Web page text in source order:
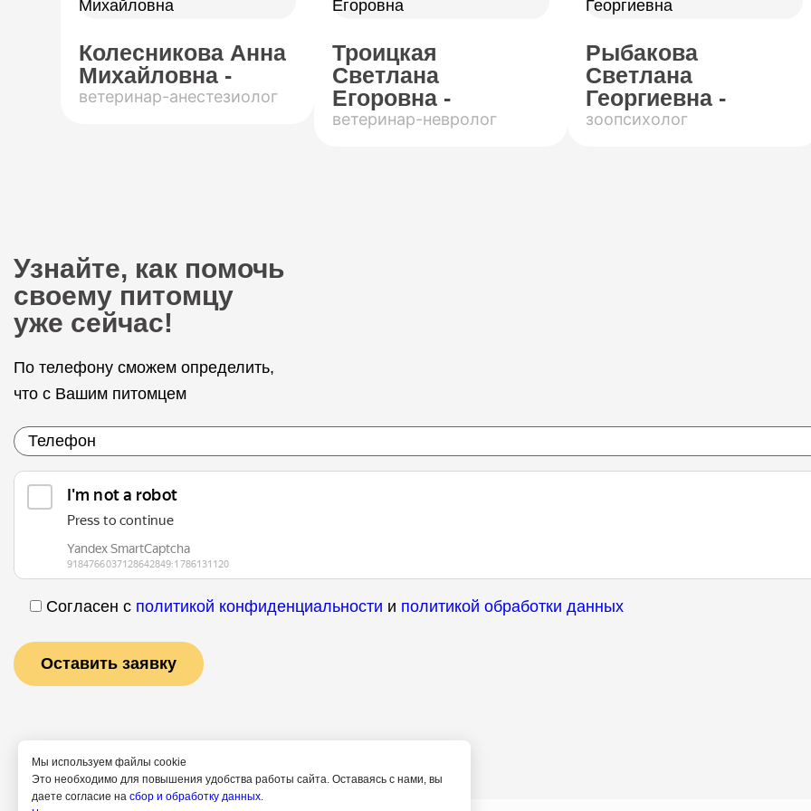
Колесникова Анна
Михайловна -
ветеринар-анестезиолог
Троицкая
Светлана
Егоровна -
ветеринар-невролог
Рыбакова
Светлана
Георгиевна -
зоопсихолог
Узнайте, как помочь
своему питомцу
уже сейчас!
По телефону сможем определить,
что с Вашим питомцем
Согласен с политикой конфиденциальности и политикой обработки данных
Мы используем файлы cookie
Это необходимо для повышения удобства работы сайта. Оставаясь с нами, вы
даете согласие на сбор и обработку данных.